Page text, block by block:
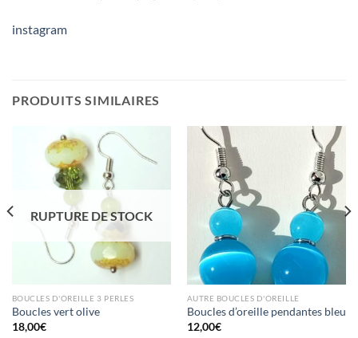
instagram
PRODUITS SIMILAIRES
RUPTURE DE STOCK
BOUCLES D'OREILLE 3 PERLES
Boucles vert olive
18,00€
AUTRE BOUCLES D'OREILLE
Boucles d’oreille pendantes bleu
12,00€